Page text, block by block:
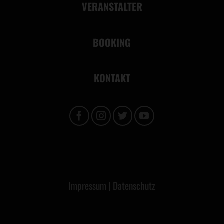
VERANSTALTER
BOOKING
KONTAKT
Impressum | Datenschutz